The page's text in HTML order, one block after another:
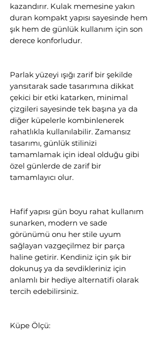
kazandırır. Kulak memesine yakın
duran kompakt yapısı sayesinde hem
şık hem de günlük kullanım için son
derece konforludur.
Parlak yüzeyi ışığı zarif bir şekilde
yansıtarak sade tasarımına dikkat
çekici bir etki katarken, minimal
çizgileri sayesinde tek başına ya da
diğer küpelerle kombinlenerek
rahatlıkla kullanılabilir. Zamansız
tasarımı, günlük stilinizi
tamamlamak için ideal olduğu gibi
özel günlerde de zarif bir
tamamlayıcı olur.
Hafif yapısı gün boyu rahat kullanım
sunarken, modern ve sade
görünümü onu her stile uyum
sağlayan vazgeçilmez bir parça
haline getirir. Kendiniz için şık bir
dokunuş ya da sevdikleriniz için
anlamlı bir hediye alternatifi olarak
tercih edebilirsiniz.
Küpe Ölçü: